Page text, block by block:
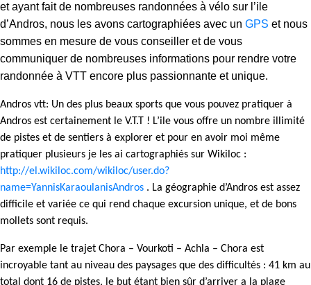
et ayant fait de nombreuses randonnées à vélo sur l’ile
d’Andros, nous les avons cartographiées avec un GPS et nous
sommes en mesure de vous conseiller et de vous
communiquer de nombreuses informations pour rendre votre
randonnée à VTT encore plus passionnante et unique.
Andros vtt: Un des plus beaux sports que vous pouvez pratiquer à
Andros est certainement le V.T.T ! L’ile vous offre un nombre illimité
de pistes et de sentiers à explorer et pour en avoir moi même
pratiquer plusieurs je les ai cartographiés sur Wikiloc :
http://el.wikiloc.com/wikiloc/user.do?
name=YannisKaraoulanisAndros . La géographie d’Andros est assez
difficile et variée ce qui rend chaque excursion unique, et de bons
mollets sont requis.
Par exemple le trajet Chora – Vourkoti – Achla – Chora est
incroyable tant au niveau des paysages que des difficultés : 41 km au
total dont 16 de pistes, le but étant bien sûr d’arriver a la plage